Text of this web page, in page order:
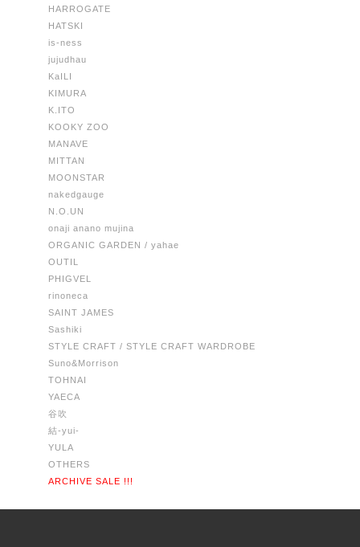
HARROGATE
HATSKI
is-ness
jujudhau
KaILI
KIMURA
K.ITO
KOOKY ZOO
MANAVE
MITTAN
MOONSTAR
nakedgauge
N.O.UN
onaji anano mujina
ORGANIC GARDEN / yahae
OUTIL
PHIGVEL
rinoneca
SAINT JAMES
Sashiki
STYLE CRAFT / STYLE CRAFT WARDROBE
Suno&Morrison
TOHNAI
YAECA
谷吹
結-yui-
YULA
OTHERS
ARCHIVE SALE !!!